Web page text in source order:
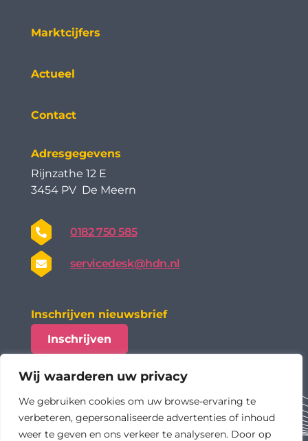
Wij waarderen uw privacy
We gebruiken cookies om uw browse-ervaring te
verbeteren, gepersonaliseerde advertenties of inhoud
weer te geven en ons verkeer te analyseren. Door op
Marktcijfers
Actueel
Contact
Adresgegevens
Rijnzathe 12 E
3454 PV De Meern
0182 750 585
servicedesk@hdn.nl
Inschrijven nieuwsbrief
Inschrijven